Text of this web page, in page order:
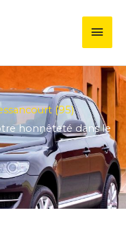
(95)
honnêteté dans le